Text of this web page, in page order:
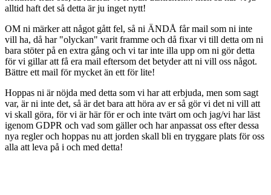
alltid haft det så detta är ju inget nytt!
OM ni märker att något gått fel, så ni ÄNDÅ får mail som ni inte
vill ha, då har "olyckan" varit framme och då fixar vi till detta om ni
bara stöter på en extra gång och vi tar inte illa upp om ni gör detta
för vi gillar att få era mail eftersom det betyder att ni vill oss något.
Bättre ett mail för mycket än ett för lite!
Hoppas ni är nöjda med detta som vi har att erbjuda, men som sagt
var, är ni inte det, så är det bara att höra av er så gör vi det ni vill att
vi skall göra, för vi är här för er och inte tvärt om och jag/vi har läst
igenom GDPR och vad som gäller och har anpassat oss efter dessa
nya regler och hoppas nu att jorden skall bli en tryggare plats för oss
alla att leva på i och med detta!